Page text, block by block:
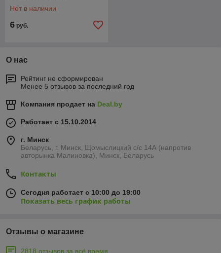
Нет в наличии
6 руб.
О нас
Рейтинг не сформирован
Менее 5 отзывов за последний год
Компания продает на Deal.by
Работает с 15.10.2014
г. Минск
Беларусь, г. Минск, Щомыслицкий с/с 14А (напротив
авторынка Малиновка), Минск, Беларусь
Контакты
Сегодня работает с 10:00 до 19:00
Показать весь график работы
Отзывы о магазине
2818 отзывов за всё время